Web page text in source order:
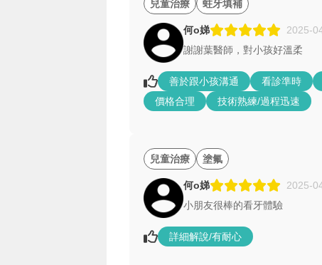
兒童治療 蛀牙填補
何o娣
2025-
謝謝葉醫師，對小孩好溫柔
善於跟小孩溝通 看診準時
價格合理
技術熟練/過程迅速
兒童治療 塗氟
何o娣
2025-
小朋友很棒的看牙體驗
詳細解說/有耐心